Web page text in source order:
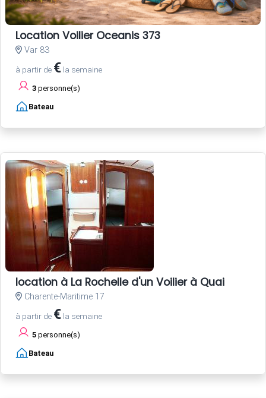
Location Voilier Oceanis 373
Var 83
à partir de € la semaine
3 personne(s)
Bateau
location à La Rochelle d'un Voilier à Quai
Charente-Maritime 17
à partir de € la semaine
5 personne(s)
Bateau